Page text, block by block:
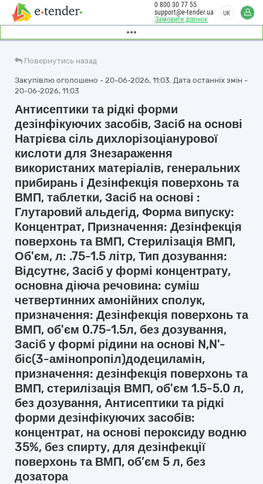
Замовити дзвінок
0 800 30 77 55
support@e-tender.ua
UK
Повернутись назад
Закупівлю оголошено - 20-06-2026, 11:03. Дата останніх змін -
20-06-2026, 11:03
Антисептики та рідкі форми
дезінфікуючих засобів, Засіб на основі
Натрієва сіль дихлорізоціанурової
кислоти для Знезараження
використаних матеріалів, генеральних
прибирань і Дезінфекція поверхонь та
ВМП, таблетки, Засіб на основі :
Глутаровий альдегід, Форма випуску:
Концентрат, Призначення: Дезінфекція
поверхонь та ВМП, Стерилізація ВМП,
Об'єм, л: .75-1.5 літр, Тип дозування:
Відсутнє, Засіб у формі концентрату,
основна діюча речовина: суміш
четвертинних амонійних сполук,
призначення: Дезінфекція поверхонь та
ВМП, об'єм 0.75-1.5л, без дозування,
Засіб у формі рідини на основі N,N'-
біс(3-амінопропіл)додециламін,
призначення: дезінфекція поверхонь та
ВМП, стерилізація ВМП, об'єм 1.5-5.0 л,
без дозування, Антисептики та рідкі
форми дезінфікуючих засобів:
концентрат, на основі пероксиду водню
35%, без спирту, для дезінфекції
поверхонь та ВМП, об’єм 5 л, без
дозатора